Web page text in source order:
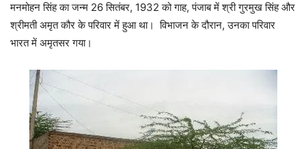
मनमोहन सिंह का जन्म 26 सितंबर, 1932 को गाह, पंजाब में श्री गुरमुख सिंह और
श्रीमती अमृत कौर के परिवार में हुआ था। विभाजन के दौरान, उनका परिवार
भारत में अमृतसर गया।